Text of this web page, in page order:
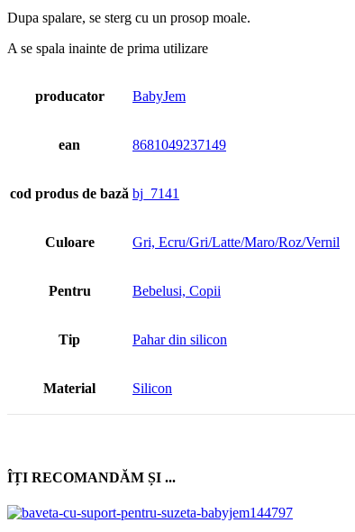
Dupa spalare, se sterg cu un prosop moale.
A se spala inainte de prima utilizare
producator BabyJem
ean 8681049237149
cod produs de bază bj_7141
Culoare Gri, Ecru/Gri/Latte/Maro/Roz/Vernil
Pentru Bebelusi, Copii
Tip Pahar din silicon
Material Silicon
ÎȚI RECOMANDĂM ȘI ...